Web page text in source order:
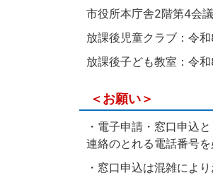
市役所本庁舎2階第4会
放課後児童クラブ：令
放課後子ども教室：令
＜お願い＞
・電子申請・窓口申込
連絡のとれる電話番号を
・窓口申込は混雑によ